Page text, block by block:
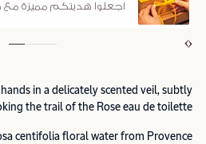
اجعلوا هديتكم مميزة مع
in a delicately scented veil, subtly
the trail of the Rose eau de toilette.
centifolia floral water from Provence.